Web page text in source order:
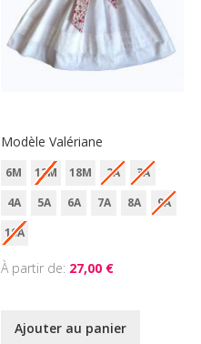
Modèle Valériane
6M 12M 18M 2A
3A
4A
5A 6A 7A 8A
9A
10A
À partir de 27,00 €
Ajouter au panier